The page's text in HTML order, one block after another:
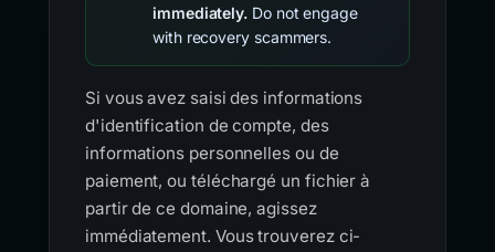
immediately. Do not engage
with recovery scammers.
Si vous avez saisi des informations
d'identification de compte, des
informations personnelles ou de
paiement, ou téléchargé un fichier à
partir de ce domaine, agissez
immédiatement. Vous trouverez ci-